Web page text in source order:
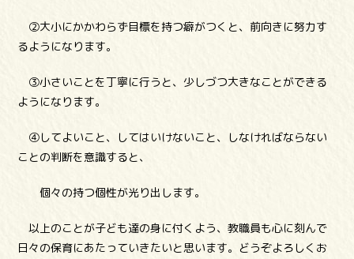
②大小にかかわらず目標を持つ癖がつくと、前向きに努力す
るようになります。
③小さいことを丁寧に行うと、少しづつ大きなことができる
ようになります。
④してよいこと、してはいけないこと、しなければならない
ことの判断を意識すると、
個々の持つ個性が光り出します。
以上のことが子ども達の身に付くよう、教職員も心に刻んで
日々の保育にあたっていきたいと思います。どうぞよろしくお